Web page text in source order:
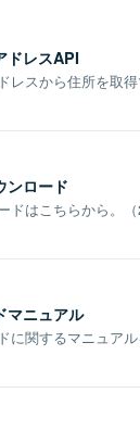
ドレスAPI
レスから住所を取
ンロード
ドはこちらから。
マニュアル
に関するマニュア